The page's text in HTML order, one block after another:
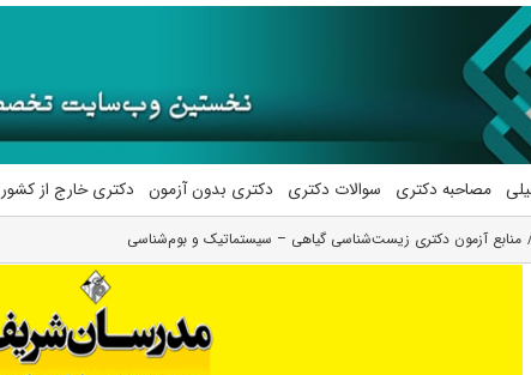
مصاحبه دکتری سوالات دکتری دکتری بدون آزمون دکتری خارج از کشور
منابع آزمون دکتری زیست‌شناسی گیاهی – سیستماتیک و بوم‌شناسی